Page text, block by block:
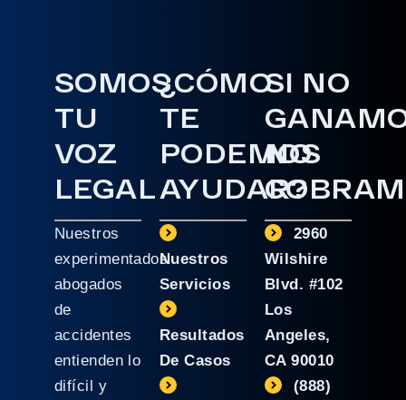
SOMOS
TU
VOZ
LEGAL
Nuestros
experimentados
abogados
de
accidentes
entienden lo
difícil y
¿CÓMO
TE
PODEMOS
AYUDAR?
Nuestros
Servicios
Resultados
De Casos
SI NO
NO
2960
Wilshire
Blvd. #102
Los
Angeles,
CA 90010
(888)